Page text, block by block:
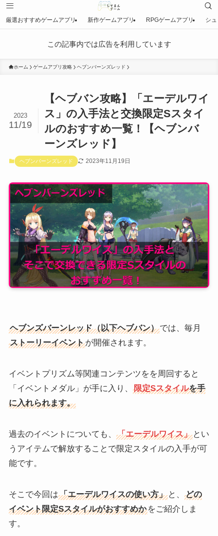
厳選おすすめゲームアプリ 新作ゲームアプリ RPGゲームアプリ シ
この記事内では広告を利用しています
ホーム ゲームアプリ攻略 ヘブンバーンズレッド
【ヘブバン攻略】「エーデルワイ
ス」の入手法と交換限定Sスタイ
ルのおすすめ一覧！【ヘブンバ
ーンズレッド】
2023
11/19
ヘブンバーンズレッド 2023年11月19日
ヘブンズバーンレッド（以下ヘブバン）では、毎月
ストーリーイベントが開催されます。
イベントプリズム等関連コンテンツをを周回すると
「イベントメダル」が手に入り、
限定Sスタイルを手
に入れられます。
過去のイベントについても、 「エーデルワイス」とい
うアイテムで解放することで限定スタイルの入手が可
能です。
そこで今回は「エーデルワイスの使い方」と、
どの
イベント限定Sスタイルがおすすめかをご紹介しま
す。